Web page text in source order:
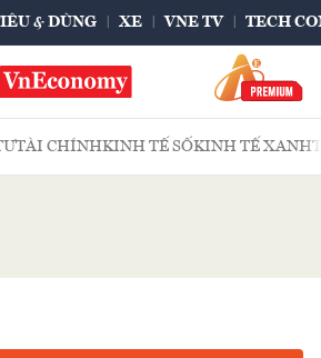
& DÙNG XE VNE TV TECH
TÀI CHÍNHKINH TẾ SỐKINH TẾ XANH